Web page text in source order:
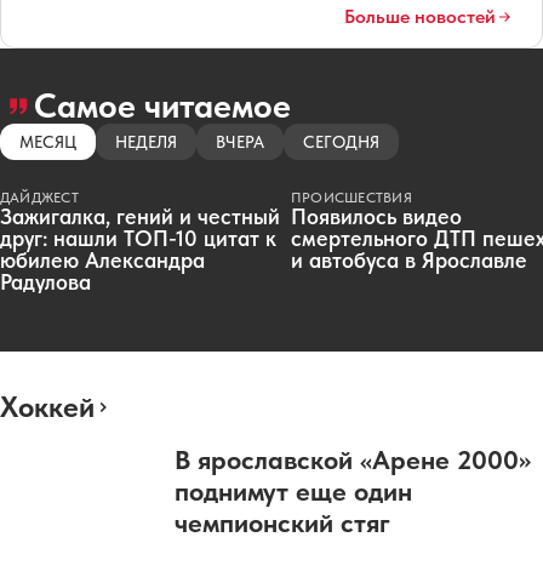
Больше новостей
Самое читаемое
МЕСЯЦ НЕДЕЛЯ ВЧЕРА СЕГОДНЯ
ДАЙДЖЕСТ
Зажигалка, гений и честный
друг: нашли ТОП-10 цитат к
юбилею Александра
Радулова
ПРОИСШЕСТВИЯ
Появилось видео
смертельного ДТП
и автобуса в Ярославле
Хоккей
В ярославской «Арене 2000»
поднимут еще один
чемпионский стяг